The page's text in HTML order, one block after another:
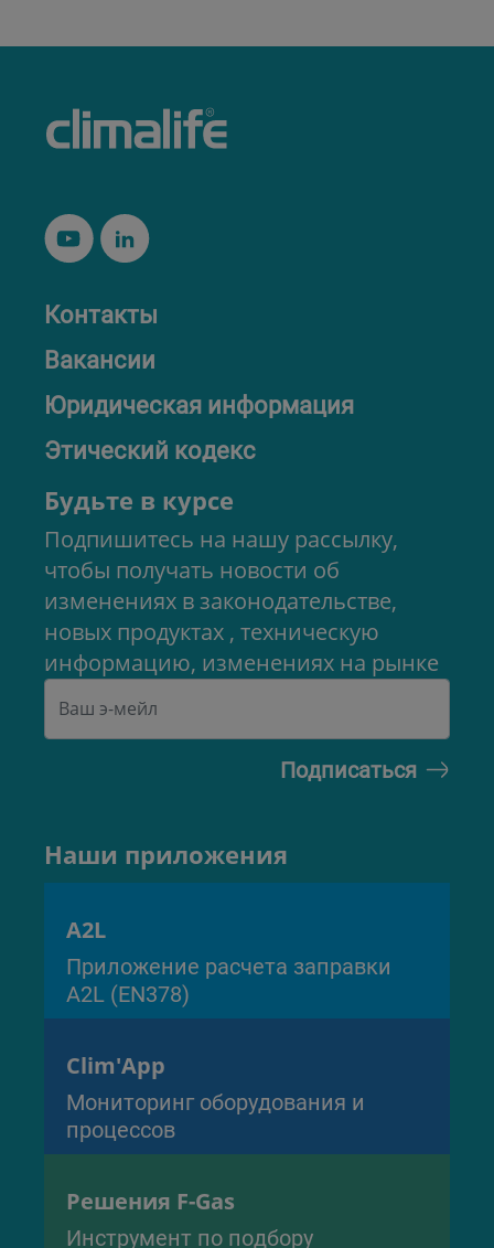
Контакты
Вакансии
Юридическая информация
Этический кодекс
Будьте в курсе
Подпишитесь на нашу рассылку,
чтобы получать новости об
изменениях в законодательстве,
новых продуктах , техническую
информацию, изменениях на рынке
Наши приложения
A2L
Приложение расчета заправки
A2L (EN378)
Clim'App
Мониторинг оборудования и
процессов
Решения F-Gas
Инструмент по подбору